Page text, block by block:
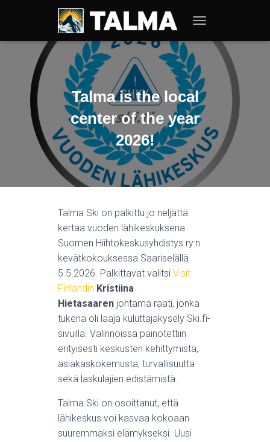
O
G
L
E
N
A
V
G
A
Talma is the local
center of the year
2026!
Talma Ski on palkittu jo neljättä
kertaa vuoden lähikeskuksena
Suomen Hiihtokeskusyhdistys ry:n
kevätkokouksessa Saariselällä
5.5.2026. Palkittavat valitsi Visit
Finlandin Kristiina
Hietasaaren johtama raati, jonka
tukena oli laaja kuluttajakysely Ski.fi-
sivuilla. Valinnoissa painotettiin
erityisesti keskusten kehittymistä,
asiakaskokemusta, turvallisuutta
sekä laskulajien edistämistä.
Talma Ski on osoittanut, että
lähikeskus voi kasvaa kokoaan
suuremmaksi elämykseksi. Uusi